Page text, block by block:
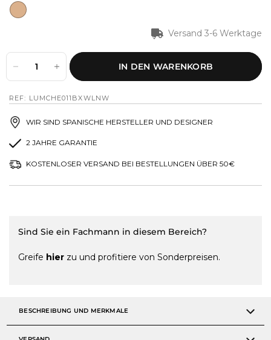
Versand 3-6 Werktage
IN DEN WARENKORB
REF: LUMCHE011BXWLNW
WIR SIND SPANISCHE HERSTELLER UND DESIGNER
2 JAHRE GARANTIE
KOSTENLOSER VERSAND BEI BESTELLUNGEN ÜBER 50€
Sind Sie ein Fachmann in diesem Bereich?
Greife hier zu und profitiere von Sonderpreisen.
BESCHREIBUNG UND MERKMALE